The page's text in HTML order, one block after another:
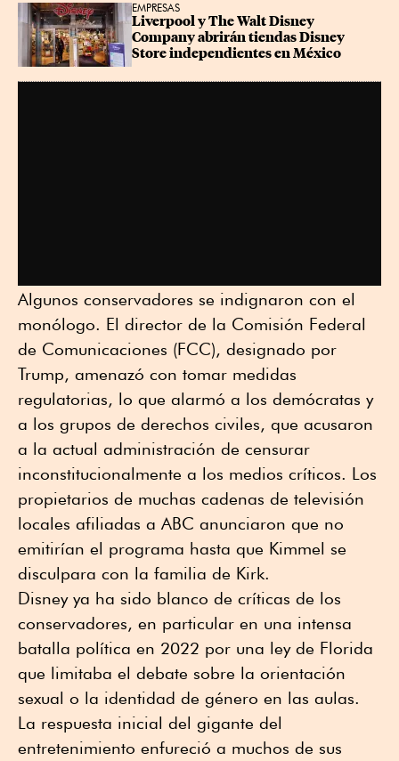
EMPRESAS
Liverpool y The Walt Disney
Company abrirán tiendas Disney
Store independientes en México
Algunos conservadores se indignaron con el
monólogo. El director de la Comisión Federal
de Comunicaciones (FCC), designado por
Trump, amenazó con tomar medidas
regulatorias, lo que alarmó a los demócratas y
a los grupos de derechos civiles, que acusaron
a la actual administración de censurar
inconstitucionalmente a los medios críticos. Los
propietarios de muchas cadenas de televisión
locales afiliadas a ABC anunciaron que no
emitirían el programa hasta que Kimmel se
disculpara con la familia de Kirk.
Disney ya ha sido blanco de críticas de los
conservadores, en particular en una intensa
batalla política en 2022 por una ley de Florida
que limitaba el debate sobre la orientación
sexual o la identidad de género en las aulas.
La respuesta inicial del gigante del
entretenimiento enfureció a muchos de sus